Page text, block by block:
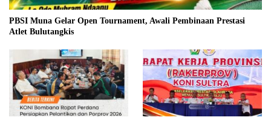
PBSI Muna Gelar Open Tournament, Awali Pembinaan Prestasi
Atlet Bulutangkis